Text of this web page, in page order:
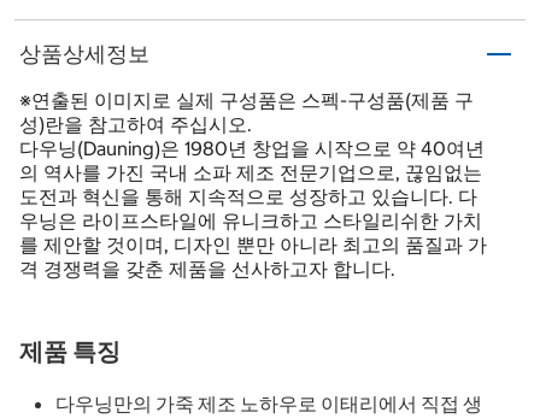
상품상세정보
※연출된 이미지로 실제 구성품은 스펙-구성품(제품 구
성)란을 참고하여 주십시오.
다우닝(Dauning)은 1980년 창업을 시작으로 약 40여년
의 역사를 가진 국내 소파 제조 전문기업으로, 끊임없는
도전과 혁신을 통해 지속적으로 성장하고 있습니다. 다
우닝은 라이프스타일에 유니크하고 스타일리쉬한 가치
를 제안할 것이며, 디자인 뿐만 아니라 최고의 품질과 가
격 경쟁력을 갖춘 제품을 선사하고자 합니다.
제품 특징
다우닝만의 가죽 제조 노하우로 이태리에서 직접 생